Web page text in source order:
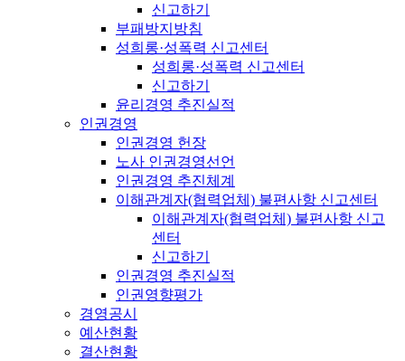
신고하기
부패방지방침
성희롱·성폭력 신고센터
성희롱·성폭력 신고센터
신고하기
윤리경영 추진실적
인권경영
인권경영 헌장
노사 인권경영선언
인권경영 추진체계
이해관계자(협력업체) 불편사항 신고센터
이해관계자(협력업체) 불편사항 신고
센터
신고하기
인권경영 추진실적
인권영향평가
경영공시
예산현황
결산현황